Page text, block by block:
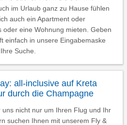
im Urlaub ganz zu Hause fühlen
auch ein Apartment oder
oder eine Wohnung mieten. Geben
einfach in unsere Eingabemaske
Suche.
all-inclusive auf Kreta
durch die Champagne
nicht nur um Ihren Flug und Ihr
suchen Ihnen mit unserem Fly &